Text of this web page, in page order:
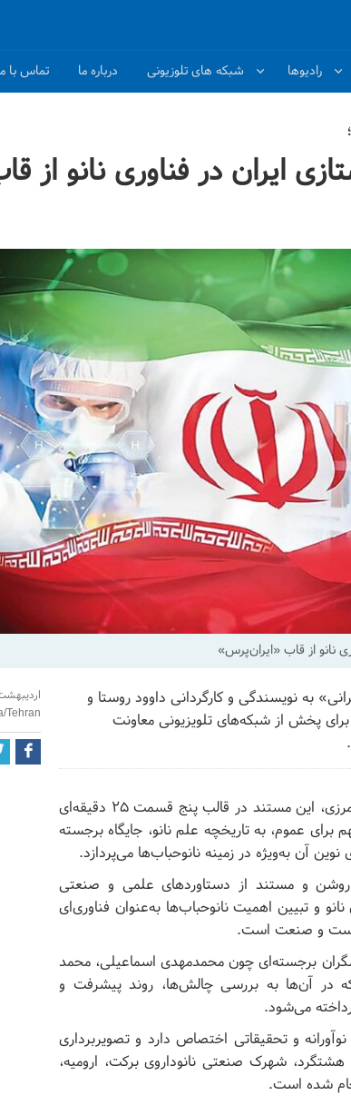
رادیوها شبکه های تلوزیونی درباره ما تماس با
ایران در فناوری نانو از
نانو از قاب «ایران‌پرس»
به نویسندگی و کارگردانی داوود روستا و
پخش از شبکه‌های تلویزیونی معاونت
به گزارش روابط عمومی معاونت برون‌مرزی، این مستند در قالب پنج قسمت ۲۵ دقیقه‌ای
عموم، به تاریخچه علم نانو، جایگاه برجسته
آن به‌ویژه در زمینه نانوحباب‌ها می‌پردازد.
و مستند از دستاوردهای علمی و صنعتی
و تبیین اهمیت نانوحباب‌ها به‌عنوان فناوری‌ای
و صنعت است.
برجسته‌ای چون محمدمهدی اسماعیلی، محمد
در آن‌ها به بررسی چالش‌ها، روند پیشرفت و
می‌شود.
و تحقیقاتی اختصاص دارد و تصویربرداری
شهرک صنعتی نانوداروی برکت، ارومیه،
شده است.
Tehran